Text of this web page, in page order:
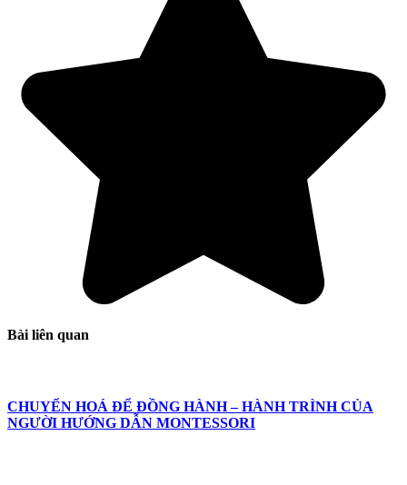
Bài liên quan
CHUYỂN HOÁ ĐỂ ĐỒNG HÀNH – HÀNH TRÌNH CỦA
NGƯỜI HƯỚNG DẪN MONTESSORI